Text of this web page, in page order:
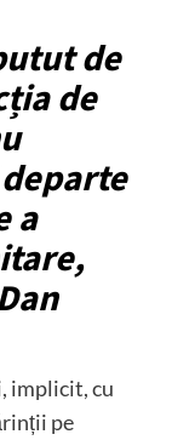
de
de
a
implicit, cu
pe